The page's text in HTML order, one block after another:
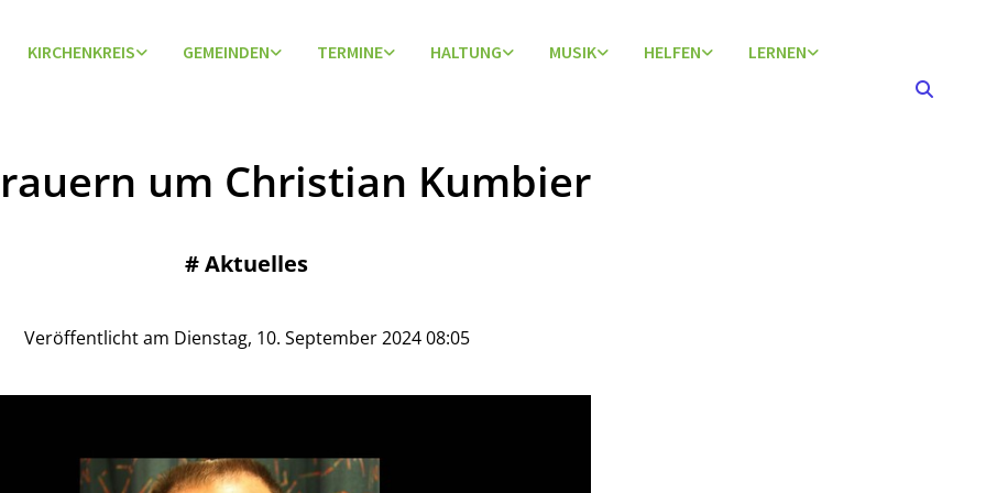
KIRCHENKREIS GEMEINDEN TERMINE HALTUNG MUSIK HELFEN LERNEN
um Christian Kumbier
#Aktuelles
Veröffentlicht am Dienstag, 10. September 2024 08:05